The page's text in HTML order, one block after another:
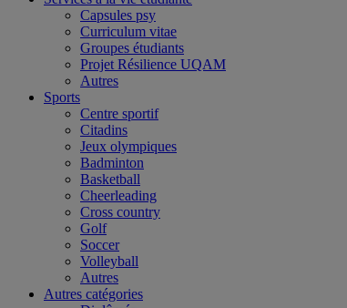
Capsules psy
Curriculum vitae
Groupes étudiants
Projet Résilience UQAM
Autres
Sports
Centre sportif
Citadins
Jeux olympiques
Badminton
Basketball
Cheerleading
Cross country
Golf
Soccer
Volleyball
Autres
Autres catégories